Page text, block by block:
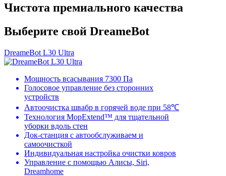
Чистота премиального качества
Выберите свой DreameBot
DreameBot L30 Ultra
Мощность всасывания 7300 Па
Голосовое управление без сторонних
устройств
Автоочистка швабр в горячей воде при 58℃
Технология MopExtend™ для тщательной
уборки вдоль стен
Док-станция с автообслуживаем и
самоочисткой
Индивидуальная настройка очистки ковров
Управление с помощью Алисы, Siri,
Dreamhome